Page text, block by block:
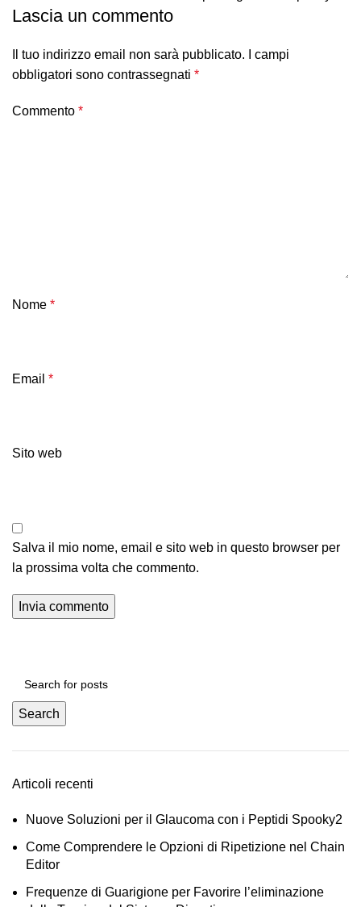
Lascia un commento
Il tuo indirizzo email non sarà pubblicato.
I campi
obbligatori sono contrassegnati *
Commento *
Nome *
Email *
Sito web
Salva il mio nome, email e sito web in questo browser per
la prossima volta che commento.
Search
Articoli recenti
Nuove Soluzioni per il Glaucoma con i Peptidi Spooky2
Come Comprendere le Opzioni di Ripetizione nel Chain
Editor
Frequenze di Guarigione per Favorire l’eliminazione